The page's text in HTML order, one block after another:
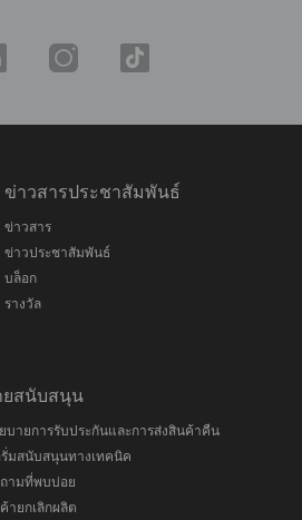
ข่าวสารประชาสัมพันธ์
ข่าวสาร
ข่าวประชาสัมพันธ์
บล็อก
รางวัล
ยสนับสนุน
บายการรับประกันและการส่งสินค้าคืน
มสนับสนุนทางเทคนิค
ามที่พบบ่อย
ายกเลิกผลิต